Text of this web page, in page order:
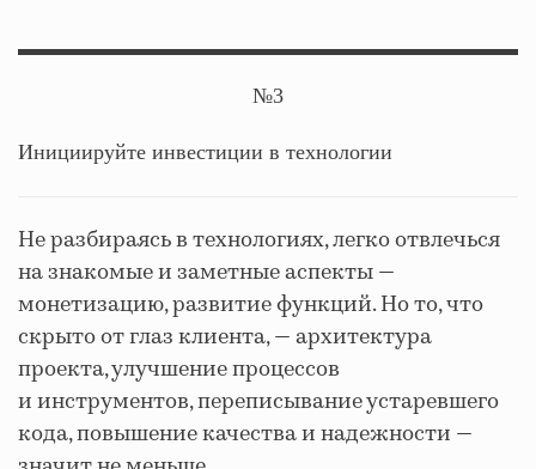
№3
Инициируйте инвестиции в технологии
Не разбираясь в технологиях, легко отвлечься
на знакомые и заметные аспекты —
монетизацию, развитие функций. Но то, что
скрыто от глаз клиента, — архитектура
проекта, улучшение процессов
и инструментов, переписывание устаревшего
кода, повышение качества и надежности —